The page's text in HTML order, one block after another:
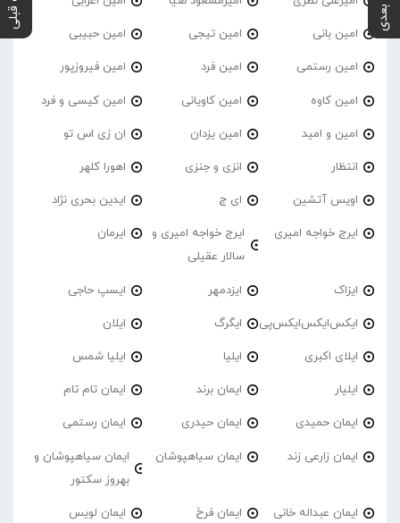
امین بانی امین تیجی امین حبیبی
امین رستمی امین فرد امین فیروزپور
امین کاوه امین کاویانی امین کیسی و فرد
امین و امید امین یزدان ان زی اس تو
انتظار انزی و جنزی اهورا کلهر
اویس آتشین ای ج ایدین بحری نژاد
ایرج خواجه امیری
ایرج خواجه امیری و
سالار عقیلی
ایرمان
ایزاک ایزدمهر ایسپ حاجی
ایکس‌ایکس‌ایکس‌پی ایگرگ ایلان
ایلای اکبری ایلیا ایلیا شمس
ایلیار ایمان برند ایمان تام تام
ایمان حمیدی ایمان حیدری ایمان رستمی
ایمان زارعی زند ایمان سیاهپوشان
ایمان سیاهپوشان و
بهروز سکتور
ایمان عبداله خانی ایمان فرخ ایمان لویس